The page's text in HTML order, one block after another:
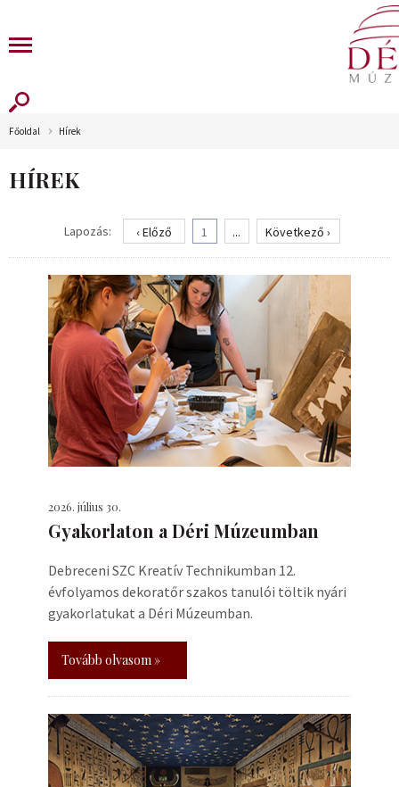
Főoldal Hírek
HÍREK
Lapozás: ‹ Előző 1 ... Következő ›
2026. július 30.
Gyakorlaton a Déri Múzeumban
Debreceni SZC Kreatív Technikumban 12.
évfolyamos dekoratőr szakos tanulói töltik nyári
gyakorlatukat a Déri Múzeumban.
Tovább olvasom »